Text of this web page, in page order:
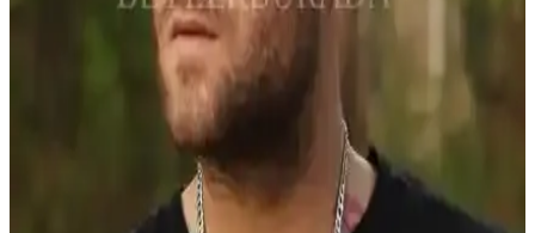
Yaz Aylarında İş Yerinde Rahat ve Şık Giyinme İçin
Kumaş ve Kombin Önerileri
Yaz aylarında iş yerinde konforlu ve profesyonel görünmek için
nefes alabilir keten ve hafif yün karışımlı kumaşlar tercih edilmeli.
Açık tonlu gömlekler, yapısız spor ceketler ve chino pantolonlar
Keten Şapka Karşılaştırması: Accessory City NY ve